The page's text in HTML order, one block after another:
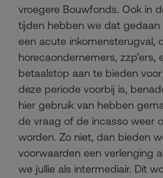
vroegere Bouwfonds. Ook in
tijden hebben we dat
een acute inkomensterugval,
horecaondernemers, zzp’ers,
betaalstop aan te bieden
deze periode voorbij is,
hier gebruik van hebben
de vraag of de incasso weer
worden. Zo niet, dan bieden
voorwaarden een verlenging
we jullie als intermediair. Dit